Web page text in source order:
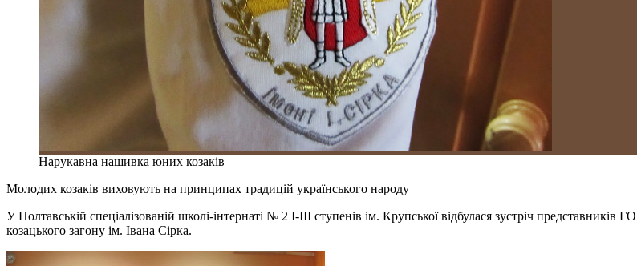
Нарукавна нашивка юних козаків
Молодих козаків виховують на принципах традицій українського народу
У Полтавській спеціалізованій школі-інтернаті № 2 І-ІІІ ступенів ім. Крупської відбулася зустріч
козацького загону ім. Івана Сірка.